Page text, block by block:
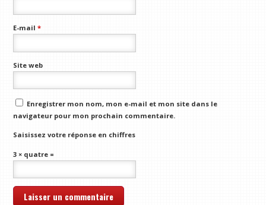
E-mail*
Site web
Enregistrer mon nom, mon e-mail et mon site dans le
navigateur pour mon prochain commentaire.
Saisissez votre réponse en chiffres
3 × quatre =